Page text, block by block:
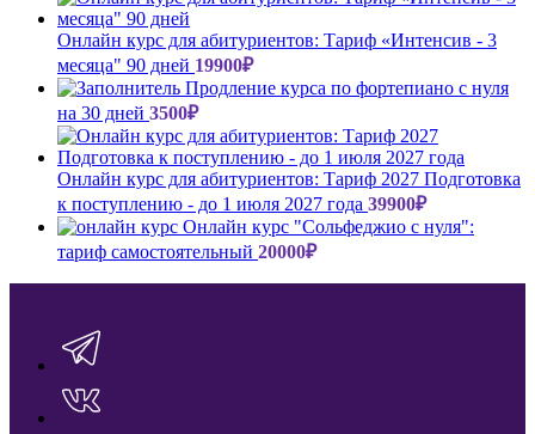
Онлайн курс для абитуриентов: Тариф «Интенсив - 3
месяца" 90 дней 19900₽
Продление курса по фортепиано с нуля
на 30 дней 3500₽
Онлайн курс для абитуриентов: Тариф 2027 Подготовка
к поступлению - до 1 июля 2027 года 39900₽
Онлайн курс "Сольфеджио с нуля":
тариф самостоятельный 20000₽